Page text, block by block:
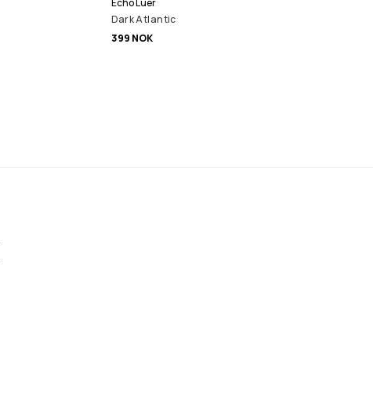
Dark Atlantic
399 NOK